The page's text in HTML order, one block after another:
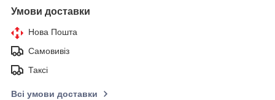
Умови доставки
Нова Пошта
Самовивіз
Таксі
Всі умови доставки